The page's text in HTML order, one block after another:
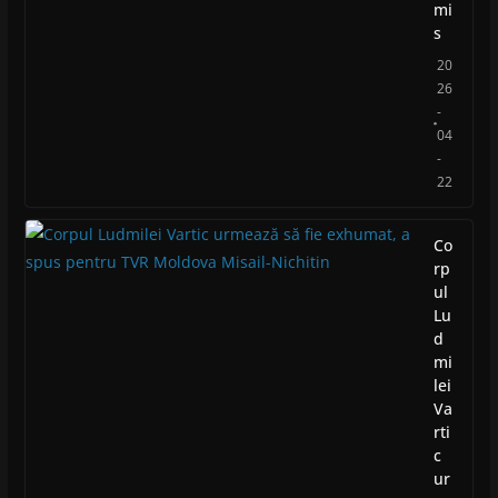
mi
s
20
26
-
04
-
22
Co
rp
ul
Lu
d
mi
lei
Va
rti
c
ur